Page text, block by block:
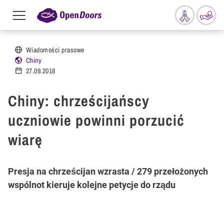
Przejdź do treści
Menu
toggle
Wiadomości prasowe
Chiny
27.09.2018
Chiny: chrześcijańscy
uczniowie powinni porzucić
wiarę
Presja na chrześcijan wzrasta / 279 przełożonych
wspólnot kieruje kolejne petycje do rządu